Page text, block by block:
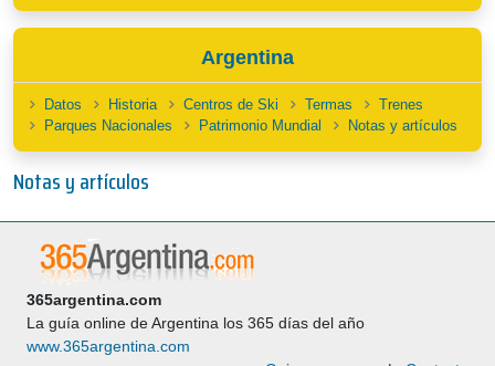
Argentina
Datos Historia Centros de Ski Termas
Trenes
Parques Nacionales
Patrimonio Mundial Notas y artículos
Notas y artículos
365argentina.com
La guía online de Argentina los 365 días del año
www.365argentina.com